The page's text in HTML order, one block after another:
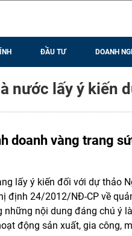
ĐẦU TƯ DOANH
nước lấy ý kiến
doanh vàng trang
lấy ý kiến đối với dự thảo
định 24/2012/NĐ-CP về
nội dung đáng chú ý
động sản xuất, gia công,